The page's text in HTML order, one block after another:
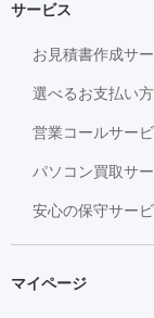
サービス
お見積書作成サ
選べるお支払い
営業コールサー
パソコン買取サ
安心の保守サー
マイページ